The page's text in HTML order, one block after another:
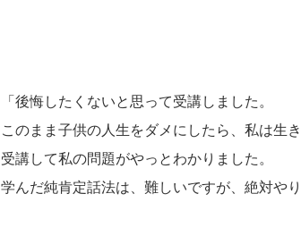
「後悔したくないと思って受講しました。
このまま子供の人生をダメにしたら、私は生き
受講して私の問題がやっとわかりました。
学んだ純肯定話法は、難しいですが、絶対や